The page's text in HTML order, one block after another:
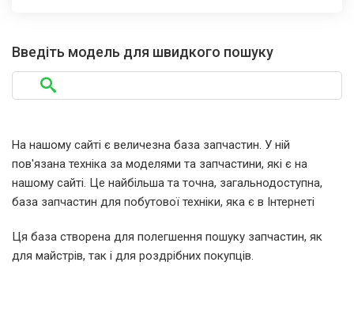
Введіть модель для швидкого пошуку
На нашому сайті є величезна база запчастин. У ній
пов'язана техніка за моделями та запчастини, які є на
нашому сайті. Це найбільша та точна, загальнодоступна,
база запчастин для побутової техніки, яка є в Інтернеті
Ця база створена для полегшення пошуку запчастин, як
для майстрів, так і для роздрібних покупців.